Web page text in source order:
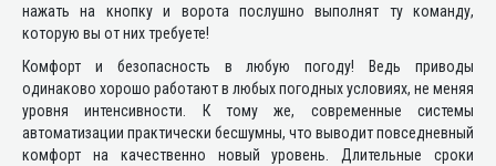
нажать на кнопку и ворота послушно выполнят ту команду,
которую вы от них требуете!
Комфорт и безопасность в любую погоду! Ведь приводы
одинаково хорошо работают в любых погодных условиях, не меняя
уровня интенсивности. К тому же, современные системы
автоматизации практически бесшумны, что выводит повседневный
комфорт на качественно новый уровень. Длительные сроки